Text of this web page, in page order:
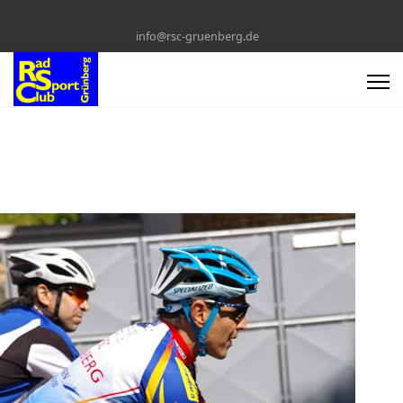
info@rsc-gruenberg.de